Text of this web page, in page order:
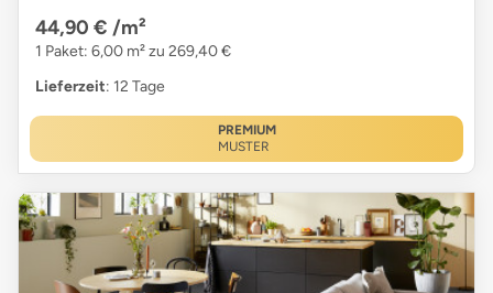
44,90 € /m²
1 Paket: 6,00 m² zu 269,40 €
Lieferzeit: 12 Tage
PREMIUM
MUSTER